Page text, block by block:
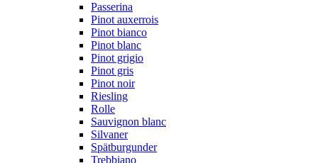
Passerina
Pinot auxerrois
Pinot bianco
Pinot blanc
Pinot grigio
Pinot gris
Pinot noir
Riesling
Rolle
Sauvignon blanc
Silvaner
Spätburgunder
Trebbiano